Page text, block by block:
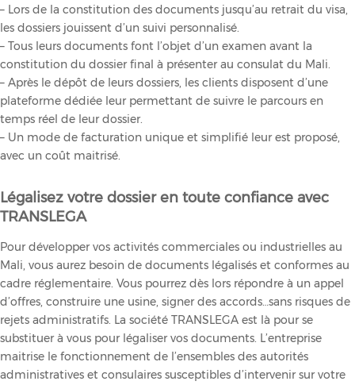
– Lors de la constitution des documents jusqu’au retrait du visa,
les dossiers jouissent d’un suivi personnalisé.
– Tous leurs documents font l’objet d’un examen avant la
constitution du dossier final à présenter au consulat du Mali.
– Après le dépôt de leurs dossiers, les clients disposent d’une
plateforme dédiée leur permettant de suivre le parcours en
temps réel de leur dossier.
– Un mode de facturation unique et simplifié leur est proposé,
avec un coût maitrisé.
Légalisez votre dossier en toute confiance avec
TRANSLEGA
Pour développer vos activités commerciales ou industrielles au
Mali, vous aurez besoin de documents légalisés et conformes au
cadre réglementaire. Vous pourrez dès lors répondre à un appel
d’offres, construire une usine, signer des accords…sans risques de
rejets administratifs. La société TRANSLEGA est là pour se
substituer à vous pour légaliser vos documents. L’entreprise
maitrise le fonctionnement de l’ensembles des autorités
administratives et consulaires susceptibles d’intervenir sur votre